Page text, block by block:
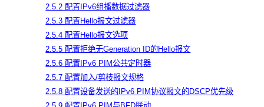
2.5.2 配置IPv6组播数据过滤器
2.5.3 配置Hello报文过滤器
2.5.4 配置Hello报文选项
2.5.5 配置拒绝无Generation ID的Hello报文
2.5.6 配置IPv6 PIM公共定时器
2.5.7 配置加入/剪枝报文规格
2.5.8 配置设备发送的IPv6 PIM协议报文的DSCP优先级